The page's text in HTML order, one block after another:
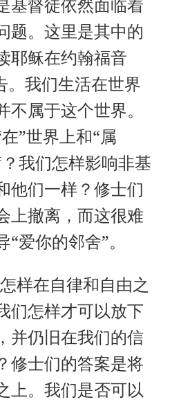
基督徒依然面临着
题。这里是其中的
耶稣在约翰福音
。我们生活在世界
属于这个世界。
”世界上和“属
我们怎样影响非基
他们一样？修士们
上撤离，而这很难
爱你的邻舍”。
样在自律和自由之
们怎样才可以放下
并仍旧在我们的信
修士们的答案是将
上。我们是否可以